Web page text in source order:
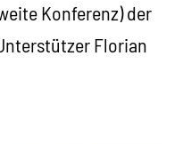
Konferenz) der
Florian